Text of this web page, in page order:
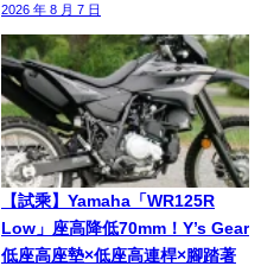
2026 年 8 月 7 日
【試乘】Yamaha「WR125R
Low」座高降低70mm！Y’s Gear
低座高座墊×低座高連桿×腳踏著